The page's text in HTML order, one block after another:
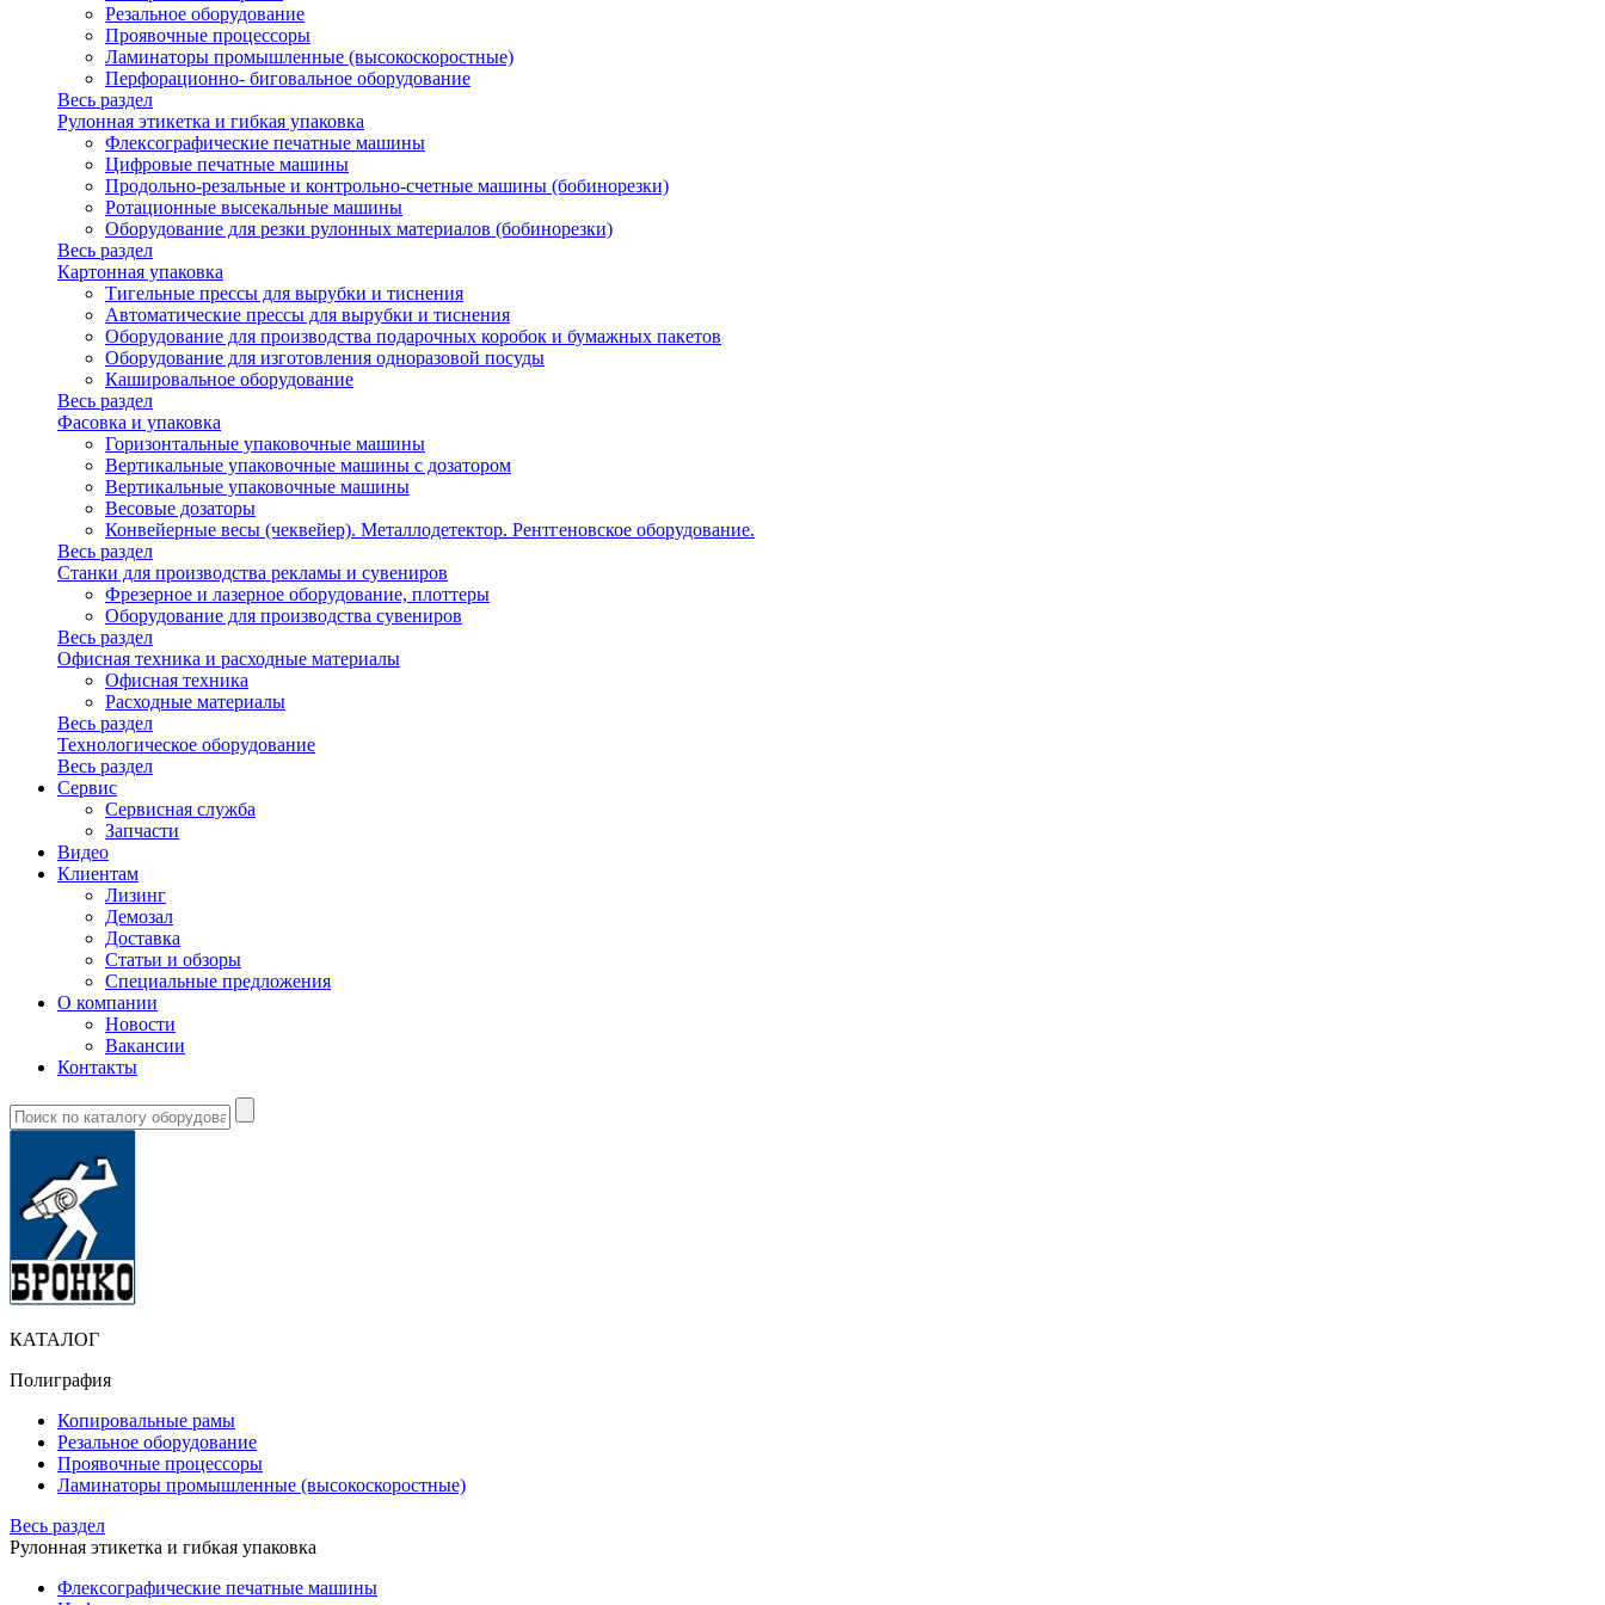
Резальное оборудование
Проявочные процессоры
Ламинаторы промышленные (высокоскоростные)
Перфорационно- биговальное оборудование
Весь раздел
Рулонная этикетка и гибкая упаковка
Флексографические печатные машины
Цифровые печатные машины
Продольно-резальные и контрольно-счетные машины (бобинорезки)
Ротационные высекальные машины
Оборудование для резки рулонных материалов (бобинорезки)
Весь раздел
Картонная упаковка
Тигельные прессы для вырубки и тиснения
Автоматические прессы для вырубки и тиснения
Оборудование для производства подарочных коробок и бумажных пакетов
Оборудование для изготовления одноразовой посуды
Кашировальное оборудование
Весь раздел
Фасовка и упаковка
Горизонтальные упаковочные машины
Вертикальные упаковочные машины с дозатором
Вертикальные упаковочные машины
Весовые дозаторы
Конвейерные весы (чеквейер). Металлодетектор. Рентгеновское оборудование.
Весь раздел
Станки для производства рекламы и сувениров
Фрезерное и лазерное оборудование, плоттеры
Оборудование для производства сувениров
Весь раздел
Офисная техника и расходные материалы
Офисная техника
Расходные материалы
Весь раздел
Технологическое оборудование
Весь раздел
Сервис
Сервисная служба
Запчасти
Видео
Клиентам
Лизинг
Демозал
Доставка
Статьи и обзоры
Специальные предложения
О компании
Новости
Вакансии
Контакты
КАТАЛОГ
Полиграфия
Копировальные рамы
Резальное оборудование
Проявочные процессоры
Ламинаторы промышленные (высокоскоростные)
Весь раздел
Рулонная этикетка и гибкая упаковка
Флексографические печатные машины